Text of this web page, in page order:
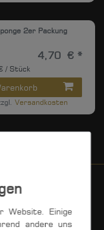
2er Packung
4,70 € *
/ Stück
Versandkosten
Website. Einige
andere uns